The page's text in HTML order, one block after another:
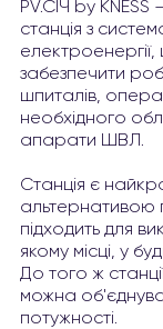
PV.CIЧ by
станція з
забезпечити
шпиталів,
необхідного
апарати ШВЛ.
Станція є
альтернативою
підходить для
якому місці, у
До того ж
можна
потужності.